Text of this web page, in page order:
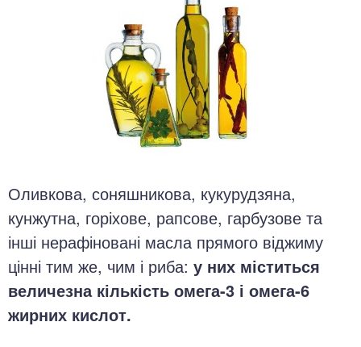
Оливкова, соняшникова, кукурудзяна,
кунжутна, горіхове, рапсове, гарбузове та
інші нерафіновані масла прямого віджиму
цінні тим же, чим і риба: у них міститься
величезна кількість омега-3 і омега-6
жирних кислот.